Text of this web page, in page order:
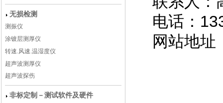
无损检测
测振仪
涂镀层测厚仪
转速.风速.温湿度仪
超声波测厚仪
超声波探伤
非标定制－测试软件及硬件
电话：
网站地址